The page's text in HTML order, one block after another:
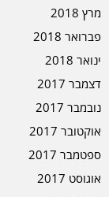
מרץ 2018
פברואר 2018
ינואר 2018
דצמבר 2017
נובמבר 2017
אוקטובר 2017
ספטמבר 2017
אוגוסט 2017